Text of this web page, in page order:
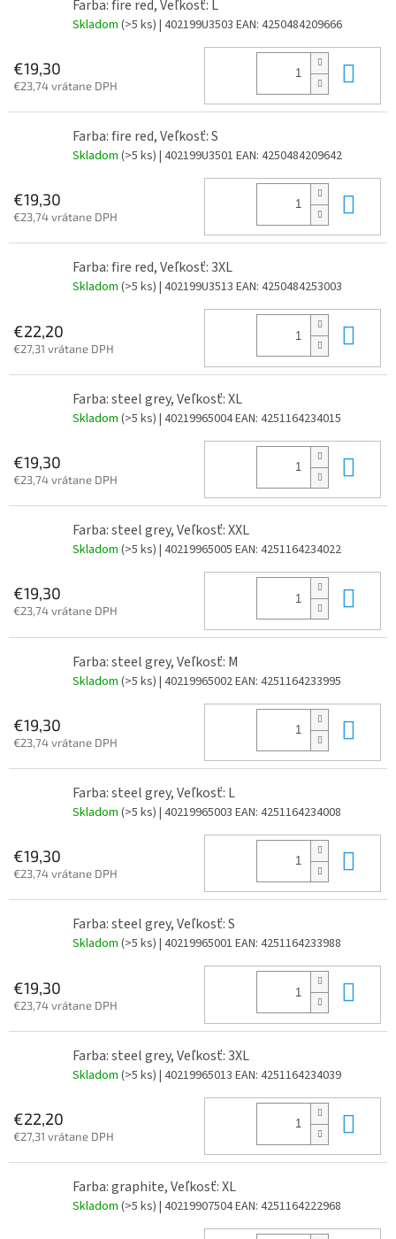
Farba: fire red, Veľkosť: L
Skladom (>5 ks) | 402199U3503 EAN: 4250484209666
€19,30
€23,74 vrátane DPH
Farba: fire red, Veľkosť: S
Skladom (>5 ks) | 402199U3501 EAN: 4250484209642
€19,30
€23,74 vrátane DPH
Farba: fire red, Veľkosť: 3XL
Skladom (>5 ks) | 402199U3513 EAN: 4250484253003
€22,20
€27,31 vrátane DPH
Farba: steel grey, Veľkosť: XL
Skladom (>5 ks) | 40219965004EAN: 4251164234015
€19,30
€23,74 vrátane DPH
Farba: steel grey, Veľkosť: XXL
Skladom (>5 ks) | 40219965005 EAN: 4251164234022
€19,30
€23,74 vrátane DPH
Farba: steel grey, Veľkosť: M
Skladom (>5 ks) | 40219965002EAN: 4251164233995
€19,30
€23,74 vrátane DPH
Farba: steel grey, Veľkosť: L
Skladom (>5 ks) | 40219965003 EAN: 4251164234008
€19,30
€23,74 vrátane DPH
Farba: steel grey, Veľkosť: S
Skladom (>5 ks) | 40219965001 EAN: 4251164233988
€19,30
€23,74 vrátane DPH
Farba: steel grey, Veľkosť: 3XL
Skladom (>5 ks) | 40219965013 EAN: 4251164234039
€22,20
€27,31 vrátane DPH
Farba: graphite, Veľkosť: XL
Skladom (>5 ks) | 40219907504EAN: 4251164222968